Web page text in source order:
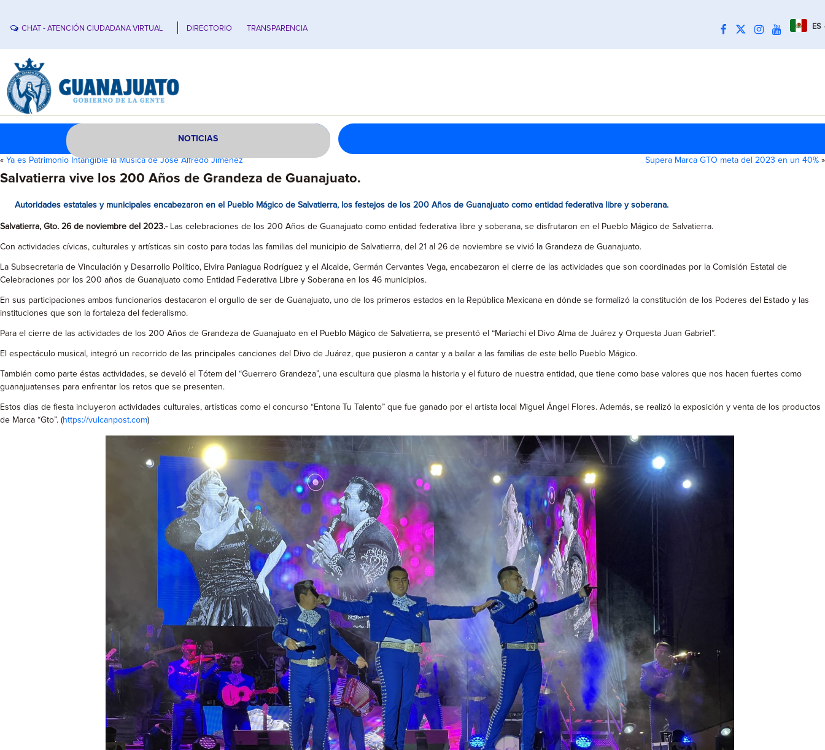
CHAT - ATENCIÓN CIUDADANA VIRTUAL DIRECTORIO TRANSPARENCIA ES
NOTICIAS
« Ya es Patrimonio Intangible la Música de José Alfredo Jiménez Supera Marca GTO meta del 2023 en un 40% »
Salvatierra vive los 200 Años de Grandeza de Guanajuato.
Autoridades estatales y municipales encabezaron en el Pueblo Mágico de Salvatierra, los festejos de los 200 Años de Guanajuato como entidad federativa libre y soberana.
Salvatierra, Gto. 26 de noviembre del 2023.-Las celebraciones de los 200 Años de Guanajuato como entidad federativa libre y soberana, se disfrutaron en el Pueblo Mágico de Salvatierra.
Con actividades cívicas, culturales y artísticas sin costo para todas las familias del municipio de Salvatierra, del 21 al 26 de noviembre se vivió la Grandeza de Guanajuato.
La Subsecretaria de Vinculación y Desarrollo Político, Elvira Paniagua Rodríguez y el Alcalde, Germán Cervantes Vega, encabezaron el cierre de las actividades que son coordinadas por la Comisión Estatal de
Celebraciones por los 200 años de Guanajuato como Entidad Federativa Libre y Soberana en los 46 municipios.
En sus participaciones ambos funcionarios destacaron el orgullo de ser de Guanajuato, uno de los primeros estados en la República Mexicana en dónde se formalizó la constitución de los Poderes del Estado y las
instituciones que son la fortaleza del federalismo.
Para el cierre de las actividades de los 200 Años de Grandeza de Guanajuato en el Pueblo Mágico de Salvatierra, se presentó el “Mariachi el Divo Alma de Juárez y Orquesta Juan Gabriel”.
El espectáculo musical, integró un recorrido de las principales canciones del Divo de Juárez, que pusieron a cantar y a bailar a las familias de este bello Pueblo Mágico.
También como parte éstas actividades, se develó el Tótem del “Guerrero Grandeza”, una escultura que plasma la historia y el futuro de nuestra entidad, que tiene como base valores que nos hacen fuertes como
guanajuatenses para enfrentar los retos que se presenten.
Estos días de fiesta incluyeron actividades culturales, artísticas como el concurso “Entona Tu Talento” que fue ganado por el artista local Miguel Ángel Flores. Además, se realizó la exposición y venta de los productos
de Marca “Gto”. (https://vulcanpost.com)